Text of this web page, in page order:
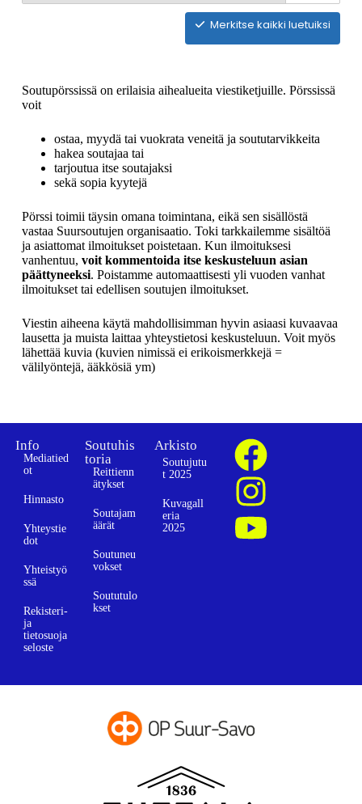
Merkitse kaikki luetuiksi
Soutupörssissä on erilaisia aihealueita viestiketjuille. Pörssissä
voit
ostaa, myydä tai vuokrata veneitä ja soututarvikkeita
hakea soutajaa tai
tarjoutua itse soutajaksi
sekä sopia kyytejä
Pörssi toimii täysin omana toimintana, eikä sen sisällöstä
vastaa Suursoutujen organisaatio. Toki tarkkailemme sisältöä
ja asiattomat ilmoitukset poistetaan. Kun ilmoituksesi
vanhentuu, voit kommentoida itse keskusteluun asian
päättyneeksi. Poistamme automaattisesti yli vuoden vanhat
ilmoitukset tai edellisen soutujen ilmoitukset.
Viestin aiheena käytä mahdollisimman hyvin asiaasi kuvaavaa
lausetta ja muista laittaa yhteystietosi keskusteluun. Voit myös
lähettää kuvia (kuvien nimissä ei erikoismerkkejä =
välilyöntejä, ääkkösiä ym)
Info
Mediatied
ot
Hinnasto
Yhteystie
dot
Yhteistyö
ssä
Rekisteri-
ja
tietosuoja
seloste
Soutuhis
toria
Reittienn
ätykset
Soutajam
äärät
Soutuneu
vokset
Soututulo
kset
Arkisto
Soutujutu
t 2025
Kuvagall
eria
2025